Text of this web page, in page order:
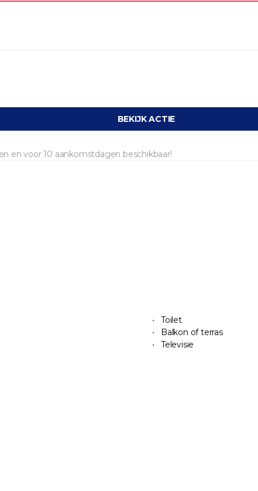
BEKIJK ACTIE
en voor 10 aankomstdagen beschikbaar!
Toilet
Balkon of terras
Televisie